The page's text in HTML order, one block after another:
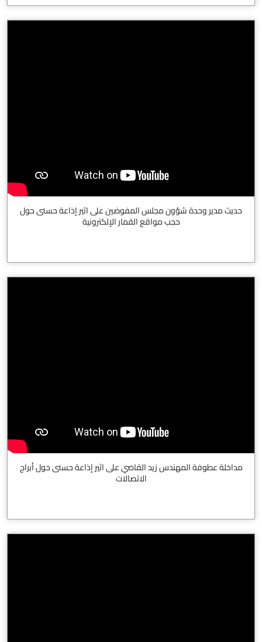
حديث مدير وحدة شؤون مجلس المفوضين على اثير إذاعة حسنى حول
حجب مواقع القمار الإلكترونية
مداخلة عطوفة المهندس زيد القاضي على اثير إذاعة حسنى حول أبراج
الاتصالات